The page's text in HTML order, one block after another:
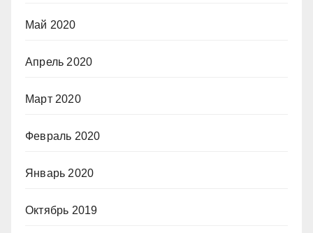
Май 2020
Апрель 2020
Март 2020
Февраль 2020
Январь 2020
Октябрь 2019